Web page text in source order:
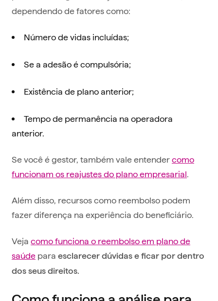
dependendo de fatores como:
Número de vidas incluídas;
Se a adesão é compulsória;
Existência de plano anterior;
Tempo de permanência na operadora
anterior.
Se você é gestor, também vale entendercomo
funcionam os reajustes do plano empresarial.
Além disso, recursos como reembolso podem
fazer diferença na experiência do beneficiário.
Veja como funciona o reembolso em plano de
saúde para esclarecer dúvidas e ficar por dentro
dos seus direitos.